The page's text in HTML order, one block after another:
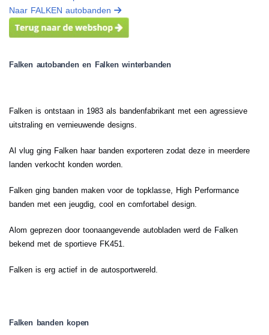
Naar FALKEN autobanden
Falken autobanden en Falken winterbanden
Falken is ontstaan in 1983 als bandenfabrikant met een agressieve
uitstraling en vernieuwende designs.
Al vlug ging Falken haar banden exporteren zodat deze in meerdere
landen verkocht konden worden.
Falken ging banden maken voor de topklasse, High Performance
banden met een jeugdig, cool en comfortabel design.
Alom geprezen door toonaangevende autobladen werd de Falken
bekend met de sportieve FK451.
Falken is erg actief in de autosportwereld.
Falken banden kopen